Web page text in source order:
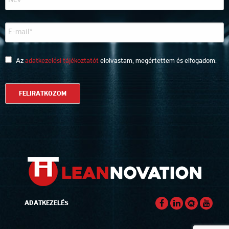
Az adatkezelési tájékoztatót elolvastam, megértettem és elfogadom.
ADATKEZELÉS